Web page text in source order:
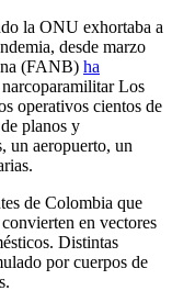
la ONU exhortaba a
desde marzo
(FANB) ha
Los
operativos cientos de
planos y
un aeropuerto, un
de Colombia que
en vectores
Distintas
por cuerpos de